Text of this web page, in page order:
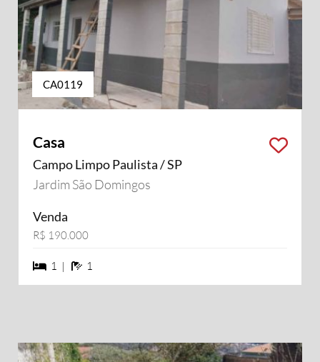
CA0119
Casa
Campo Limpo Paulista / SP
Jardim São Domingos
Venda
R$ 190.000
1 dormiórios
1 | 1 banheiros
1